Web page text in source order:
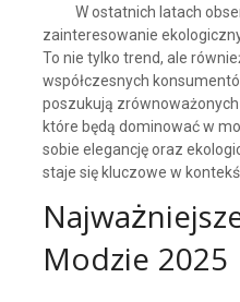
W ostatnich latach
zainteresowanie
To nie tylko trend, ale
współczesnych
poszukują zrównoważonych
które będą dominować w
sobie elegancję oraz
staje się kluczowe w
Modzie 2025